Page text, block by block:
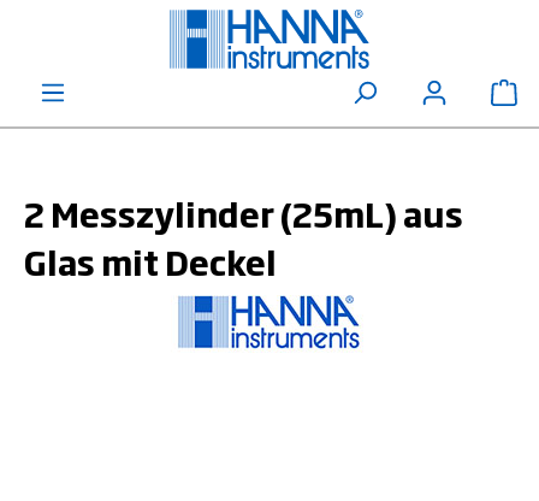
2 Messzylinder (25mL) aus
Glas mit Deckel